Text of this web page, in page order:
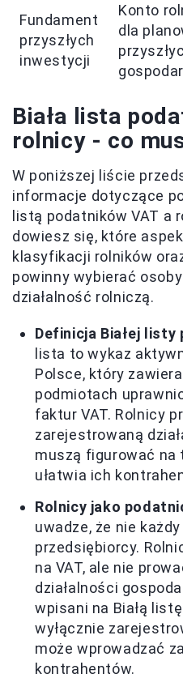
Fundament
przyszłych
inwestycji
Konto
dla
Biała lista
rolnicy - co
W poniższej liście
informacje dotyczące
listą podatników VAT a
dowiesz się, które
klasyfikacji rolników
powinny wybierać
działalność rolniczą.
Definicja Białej listy
lista to wykaz
Polsce, który
podmiotach
faktur VAT. Rolnicy
zarejestrowaną
muszą figurować na
ułatwia ich
Rolnicy jako
uwadze, że nie
przedsiębiorcy.
na VAT, ale nie
działalności
wpisani na Białą
wyłącznie
może wprowadzać
kontrahentów.